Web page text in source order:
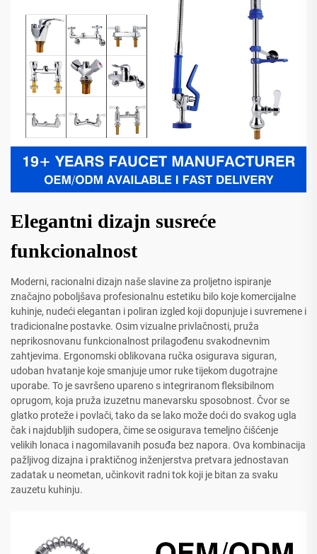
Elegantni dizajn susreće
funkcionalnost
Moderni, racionalni dizajn naše slavine za proljetno ispiranje
značajno poboljšava profesionalnu estetiku bilo koje komercijalne
kuhinje, nudeći elegantan i poliran izgled koji dopunjuje i suvremene i
tradicionalne postavke. Osim vizualne privlačnosti, pruža
neprikosnovanu funkcionalnost prilagođenu svakodnevnim
zahtjevima. Ergonomski oblikovana ručka osigurava siguran,
udoban hvatanje koje smanjuje umor ruke tijekom dugotrajne
uporabe. To je savršeno upareno s integriranom fleksibilnom
oprugom, koja pruža izuzetnu manevarsku sposobnost. Čvor se
glatko proteže i povlači, tako da se lako može doći do svakog ugla
čak i najdubljih sudopera, čime se osigurava temeljno čišćenje
velikih lonaca i nagomilavanih posuđa bez napora. Ova kombinacija
pažljivog dizajna i praktičnog inženjerstva pretvara jednostavan
zadatak u neometan, učinkovit radni tok koji je bitan za svaku
zauzetu kuhinju.